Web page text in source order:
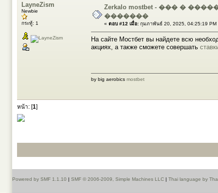
LayneZism
Newbie
กระทู้: 1
Zerkalo mostbet - ��� �
�������
« ตอบ #12 เมื่อ: กุมภาพันธ์ 20, 2025, 04:25:19 PM
На сайте Мостбет вы найдете всю
акциях, а также сможете совершать
by big aerobics mostbet
หน้า: [1]
Powered by SMF 1.1.10 | SMF © 2006-2009, Simple Machines LLC | Thai language by